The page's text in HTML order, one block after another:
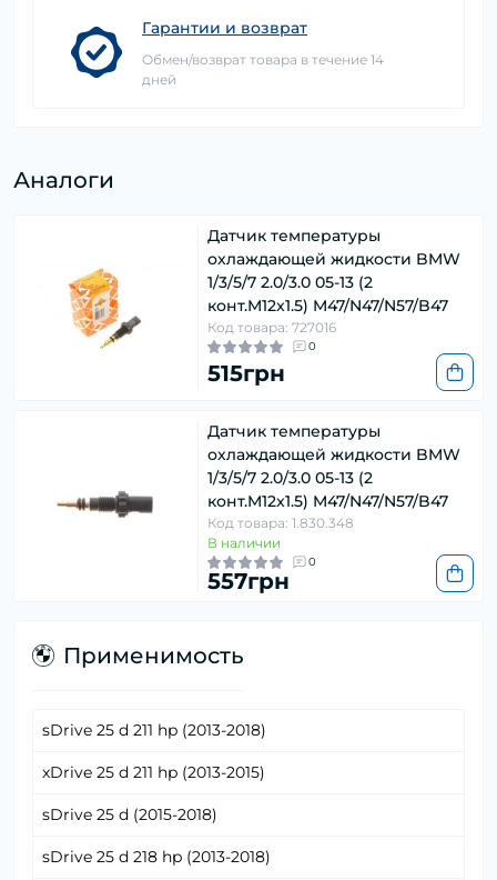
Гарантии и возврат
Обмен/возврат товара в течение 14
дней
Аналоги
Датчик температуры
охлаждающей жидкости BMW
1/3/5/7 2.0/3.0 05-13 (2
конт.M12x1.5) M47/N47/N57/B47
Код товара: 727016
0
515грн
Датчик температуры
охлаждающей жидкости BMW
1/3/5/7 2.0/3.0 05-13 (2
конт.M12x1.5) M47/N47/N57/B47
Код товара: 1.830.348
В наличии
0
557грн
Применимость
sDrive 25 d 211 hp (2013-2018)
xDrive 25 d 211 hp (2013-2015)
sDrive 25 d (2015-2018)
sDrive 25 d 218 hp (2013-2018)